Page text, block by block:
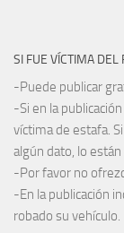
SI FUE VÍCTIMA DEL
-Puede publicar
-Si en la
víctima de estafa.
algún dato, lo
-Por favor no
-En la publicación
robado su vehículo.